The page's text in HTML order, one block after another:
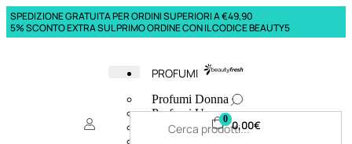
SPEDIZIONE GRATUITA PER ORDINI SUPERIORI A €49,90
5% SCONTO EXTRA SUL PRIMO ORDINE CON IL CODICE BEAUTY5
PROFUMI
Profumi Donna
Profumi Uomo
Deodoranti Donna
0 0,00€